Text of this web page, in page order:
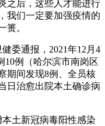
之后，这些人才能进行
我们一定要加强疫情的
篑。
委通报，2021年12月4
10例（哈尔滨市南岗区
期间发现8例、全员核
日治愈出院本土确诊病
土新冠病毒阳性感染